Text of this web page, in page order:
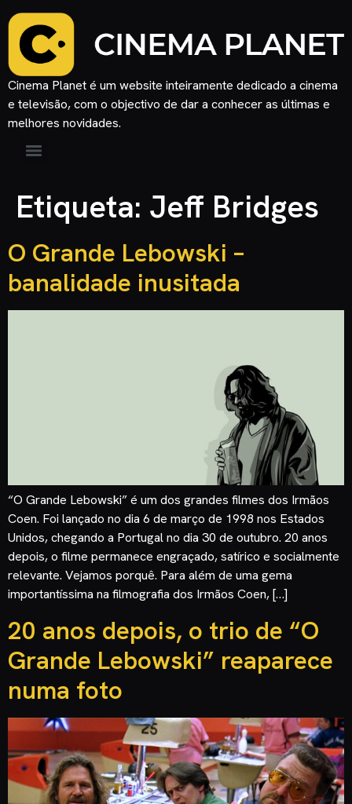
Cinema Planet é um website inteiramente dedicado a cinema
e televisão, com o objectivo de dar a conhecer as últimas e
melhores novidades.
Etiqueta: Jeff Bridges
O Grande Lebowski –
banalidade inusitada
“O Grande Lebowski” é um dos grandes filmes dos Irmãos
Coen. Foi lançado no dia 6 de março de 1998 nos Estados
Unidos, chegando a Portugal no dia 30 de outubro. 20 anos
depois, o filme permanece engraçado, satírico e socialmente
relevante. Vejamos porquê. Para além de uma gema
importantíssima na filmografia dos Irmãos Coen, […]
20 anos depois, o trio de “O
Grande Lebowski” reaparece
numa foto